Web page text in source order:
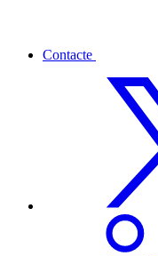
Contacte